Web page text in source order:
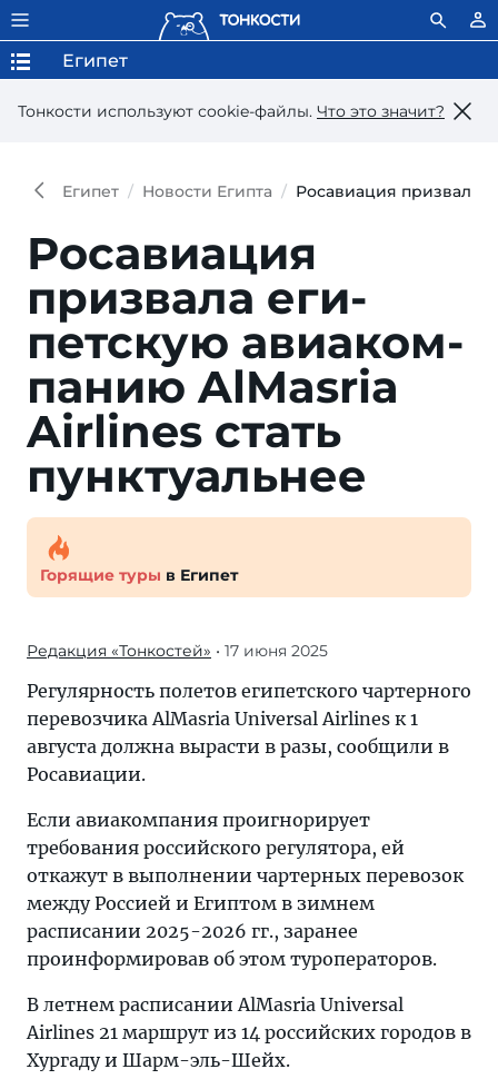
Тонкости используют сookie-файлы. Что это значит?
Египет
Египет Новости Египта Росавиация призвала
Росавиация
призвала еги­
петс­кую авиа­ком­
па­нию AlMasria
Airlines стать
пункту­альнее
Горящие туры в Египет
Редакция «Тонкостей» • 17 июня 2025
Регулярность полетов египетского чартерного
перевозчика AlMasria Universal Airlines к 1
августа должна вырасти в разы, сообщили в
Росавиации.
Если авиакомпания проигнорирует
требования российского регулятора, ей
откажут в выполнении чартерных перевозок
между Россией и Египтом в зимнем
расписании 2025-2026 гг., заранее
проинформировав об этом туроператоров.
В летнем расписании AlMasria Universal
Airlines 21 маршрут из 14 российских городов в
Хургаду и Шарм-эль-Шейх.